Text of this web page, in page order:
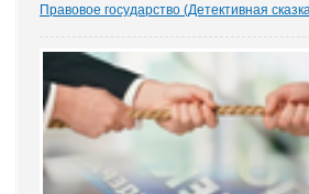
Правовое государство (Детективная
Добрыня исподлобья бросил на Воеводу
- Я был...